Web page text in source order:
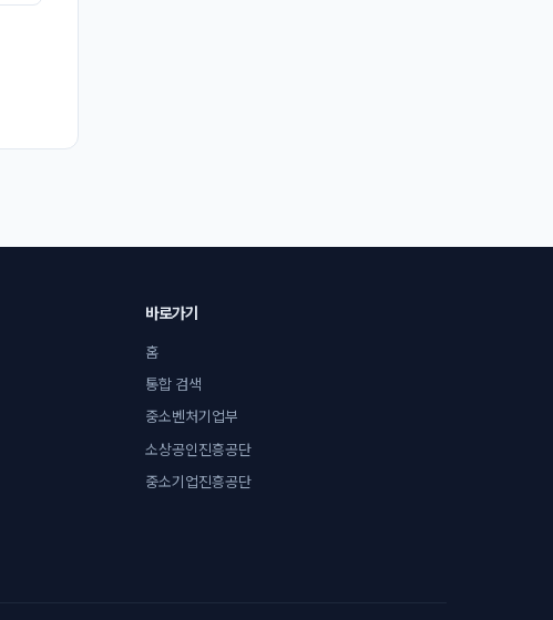
바로가기
홈
통합 검색
중소벤처기업부
소상공인진흥공단
중소기업진흥공단